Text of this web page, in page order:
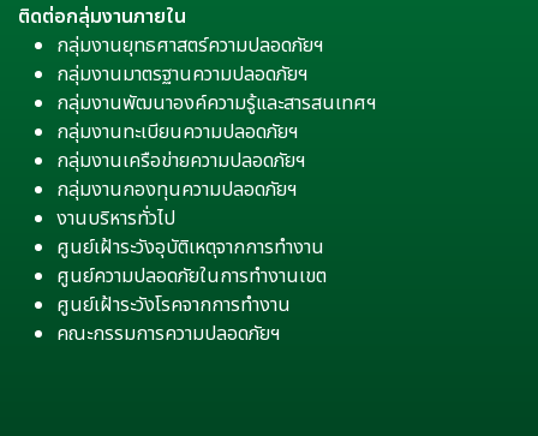
ติดต่อกลุ่มงานภายใน
กลุ่มงานยุทธศาสตร์ความปลอดภัยฯ
กลุ่มงานมาตรฐานความปลอดภัยฯ
กลุ่มงานพัฒนาองค์ความรู้และสารสนเทศฯ
กลุ่มงานทะเบียนความปลอดภัยฯ
กลุ่มงานเครือข่ายความปลอดภัยฯ
กลุ่มงานกองทุนความปลอดภัยฯ
งานบริหารทั่วไป
ศูนย์เฝ้าระวังอุบัติเหตุจากการทำงาน
ศูนย์ความปลอดภัยในการทำงานเขต
ศูนย์เฝ้าระวังโรคจากการทำงาน
คณะกรรมการความปลอดภัยฯ